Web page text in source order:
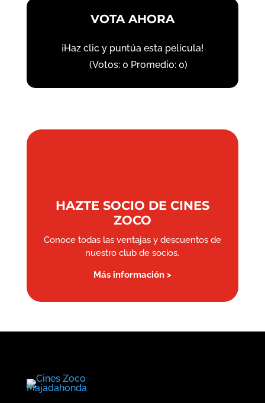
VOTA AHORA
¡Haz clic y puntúa esta película!
(Votos: 0 Promedio: 0)
HAZTE SOCIO DE CINES
ZOCO
Conoce todas las ventajas y descuentos de
nuestro club de socios.
Más información >